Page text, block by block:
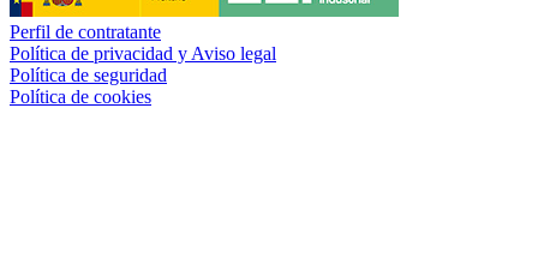
Perfil de contratante
Política de privacidad y Aviso legal
Política de seguridad
Política de cookies